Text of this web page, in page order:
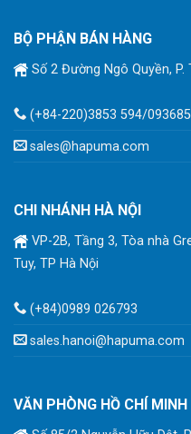
BỘ PHẬN BÁN HÀNG
Số 2 Đường Ngô Quyền,
(+84-220)3853 594/
sales@hapuma.com
CHI NHÁNH HÀ NỘI
VP-2B, Tầng 3, Tòa nhà
Tuy, TP Hà Nội
(+84)0989 026793
sales.hanoi@hapuma.com
VĂN PHÒNG HỒ CHÍ MINH